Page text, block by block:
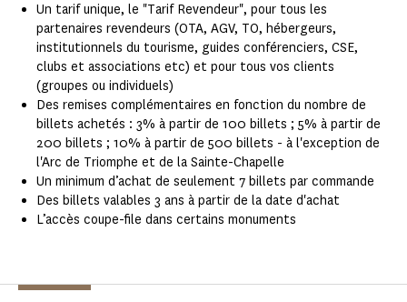
Un tarif unique, le "Tarif Revendeur", pour tous les
partenaires revendeurs (OTA, AGV, TO, hébergeurs,
institutionnels du tourisme, guides conférenciers, CSE,
clubs et associations etc) et pour tous vos clients
(groupes ou individuels)
Des remises complémentaires en fonction du nombre de
billets achetés : 3% à partir de 100 billets ; 5% à partir de
200 billets ; 10% à partir de 500 billets - à l'exception de
l'Arc de Triomphe et de la Sainte-Chapelle
Un minimum d’achat de seulement 7 billets par commande​
Des billets valables 3 ans à partir de la date d'achat
L’accès coupe-file dans certains monuments​